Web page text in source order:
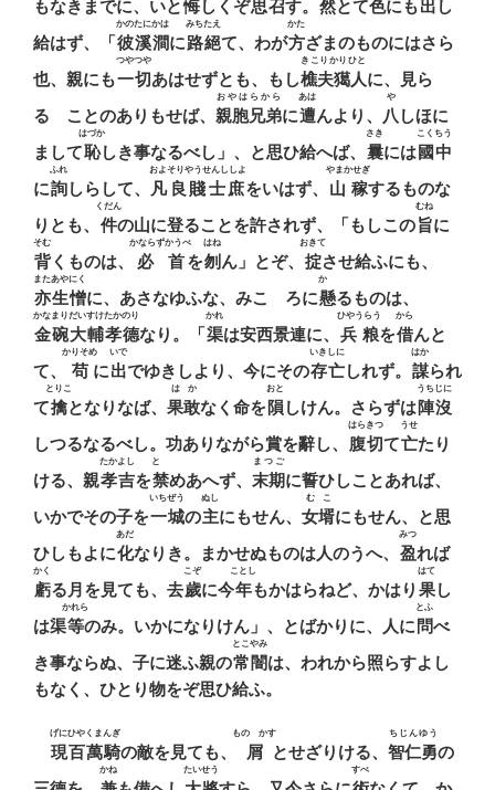
もなきまでに、いと悔しくぞ思召す。 然とて色にも出し
給はず、「彼溪澗
かのたにかは
に路絕
みちたえ
て、わが方
かた
ざまのものにはさら
也、親にも一切
つやつや
あはせずとも、もし樵夫獦人
きこりかりひと
に、見ら
るゝことのありもせば、 親胞兄弟
おやはらから
に遭
あは
んより、 八
や
しほに
まして恥
はづか
しき事なるべし」、と思ひ給へば、 曩
さき
には國中
こくちう
に詢
ふれ
しらして、 凡良賤士庶
およそりやうせんししよ
をいはず、 山稼
やまかせぎ
するものな
りとも、 件
くだん
の山に登ることを許されず、「もしこの旨
むね
に
背
そむ
くものは、 必首
かならずかうべ
を刎
はね
ん」とぞ、 掟
おきて
させ給ふにも、
亦生憎
またあやにく
に、あさなゆふな、みこゝろに懸
かゝ
るものは、
金碗大輔孝德
かなまりだいすけたかのり
なり。「渠
かれ
は安西景連に、 兵粮
ひやうらう
を借
から
んと
て、
苟
かりそめ
に出
いで
でゆきしより、今にその存亡
いきしに
しれず。 謀
はか
られ
て擒
とりこ
となりなば、 果敢
はか
なく命を隕
おと
しけん。さらずは陣沒
うちじに
しつるなるべし。功ありながら賞を辭し、 腹切
はらきつ
て亡
うせ
たり
ける、親孝吉
たかよし
を禁
とゞ
めあへず、 末期
まつご
に誓ひしことあれば、
いかでその子を一城
いちぜう
の主
ぬし
にもせん、 女壻
むこ
にもせん、と思
ひしもよに化
あだ
なりき。まかせぬものは人のうへ、 盈
みつ
れば
虧
かく
る月を見ても、去歲
こぞ
に今年
ことし
もかはらねど、かはり果
はて
し
は渠等
かれら
のみ。いかになりけん」、とばかりに、人に問
とふ
べ
き事ならぬ、子に迷ふ親の常闇
とこやみ
は、われから照らすよし
もなく、ひとり物をぞ思ひ給ふ。
現百萬騎
げにひやくまんぎ
の敵を見ても、 屑
ものゝかす
とせざりける、 智仁勇
ちじんゆう
の
かね たいせう すべ